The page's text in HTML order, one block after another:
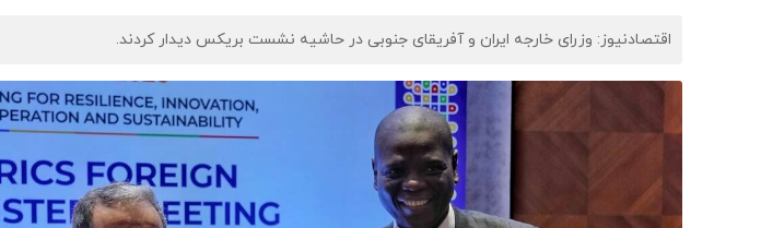
اقتصادنیوز: وزرای خارجه ایران و آفریقای جنوبی در حاشیه نشست بریکس دیدار کردند.